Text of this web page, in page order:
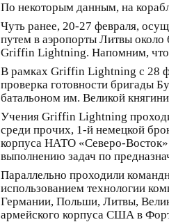
По некоторым данным, на
Чуть ранее, 20-27 февраля,
путем в аэропорты Литвы
Griffin Lightning. Напомним, что
В рамках Griffin Lightning с 28
проверка готовности бригады
батальоном им. Великой
Учения Griffin Lightning
среди прочих, 1-й немецкой
корпуса НАТО «Северо-Восток»
выполнению задач по
Параллельно проходили
использованием технологии
Германии, Польши, Литвы,
армейского корпуса США в